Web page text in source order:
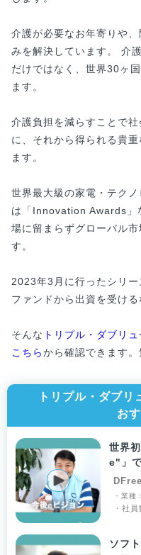
介護が必要なお年寄りや
みを解決しています。 介
だけではなく、世界30ヶ
ます。
介護負担を減らすことで
に、それから得られる貴
ます。
世界最大級の家電・テク
は「Innovation Awards」
場に留まらずグローバル
す。
2023年3月に行ったシリ
ファンドから出資を受け
そんな トリプル・ダブリ
こちらから確認できます。
トリプル・ダブ
お
世界
e"」
・業種
・社
ソフ